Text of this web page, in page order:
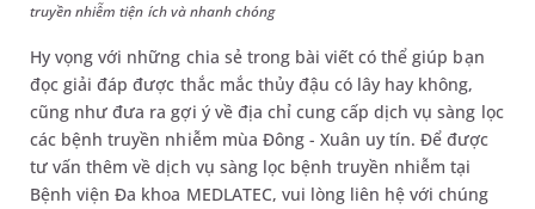
truyền nhiễm tiện ích và nhanh chóng
Hy vọng với những chia sẻ trong bài viết có thể giúp bạn
đọc giải đáp được thắc mắc thủy đậu có lây hay không,
cũng như đưa ra gợi ý về địa chỉ cung cấp dịch vụ sàng lọc
các bệnh truyền nhiễm mùa Đông - Xuân uy tín. Để được
tư vấn thêm về dịch vụ sàng lọc bệnh truyền nhiễm tại
Bệnh viện Đa khoa MEDLATEC, vui lòng liên hệ với chúng